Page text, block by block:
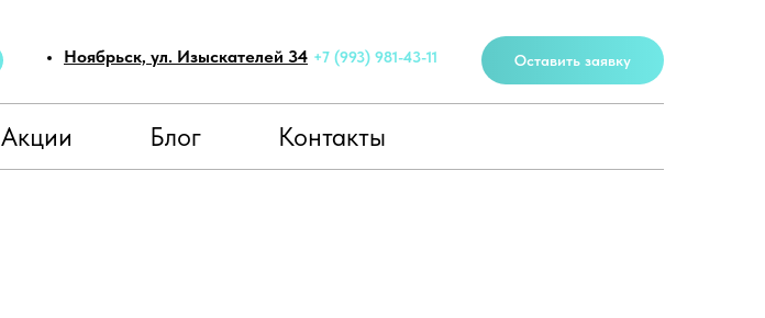
Ноябрьск, ул. Изыскателей 34 +7 (993) 981-43-11 Оставить заявку
Акции Блог Контакты